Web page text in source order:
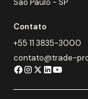
Contato
+55 11 3835-3000
contato@trade-